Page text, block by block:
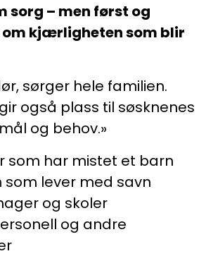
sorg – men først og
om kjærligheten som blir
sørger hele familien.
også plass til søsknenes
og behov.»
som har mistet et barn
som lever med savn
og skoler
og andre